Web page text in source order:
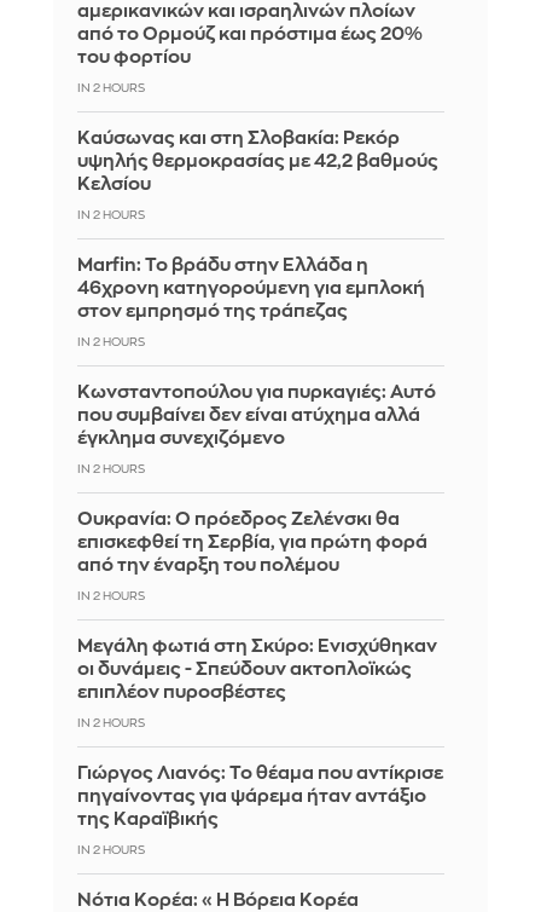
αμερικανικών και ισραηλινών πλοίων
από το Ορμούζ και πρόστιμα έως 20%
του φορτίου
IN 2 HOURS
Καύσωνας και στη Σλοβακία: Ρεκόρ
υψηλής θερμοκρασίας με 42,2 βαθμούς
Κελσίου
IN 2 HOURS
Marfin: Το βράδυ στην Ελλάδα η
46χρονη κατηγορούμενη για εμπλοκή
στον εμπρησμό της τράπεζας
IN 2 HOURS
Κωνσταντοπούλου για πυρκαγιές: Αυτό
που συμβαίνει δεν είναι ατύχημα αλλά
έγκλημα συνεχιζόμενο
IN 2 HOURS
Ουκρανία: Ο πρόεδρος Ζελένσκι θα
επισκεφθεί τη Σερβία, για πρώτη φορά
από την έναρξη του πολέμου
IN 2 HOURS
Μεγάλη φωτιά στη Σκύρο: Ενισχύθηκαν
οι δυνάμεις - Σπεύδουν ακτοπλοϊκώς
επιπλέον πυροσβέστες
IN 2 HOURS
Γιώργος Λιανός: Το θέαμα που αντίκρισε
πηγαίνοντας για ψάρεμα ήταν αντάξιο
της Καραϊβικής
IN 2 HOURS
Νότια Κορέα: «Η Βόρεια Κορέα